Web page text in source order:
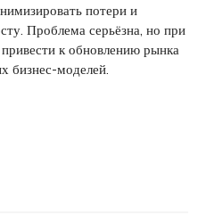
потери и
Проблема серьёзна, но при
к обновлению рынка
бизнес-моделей.